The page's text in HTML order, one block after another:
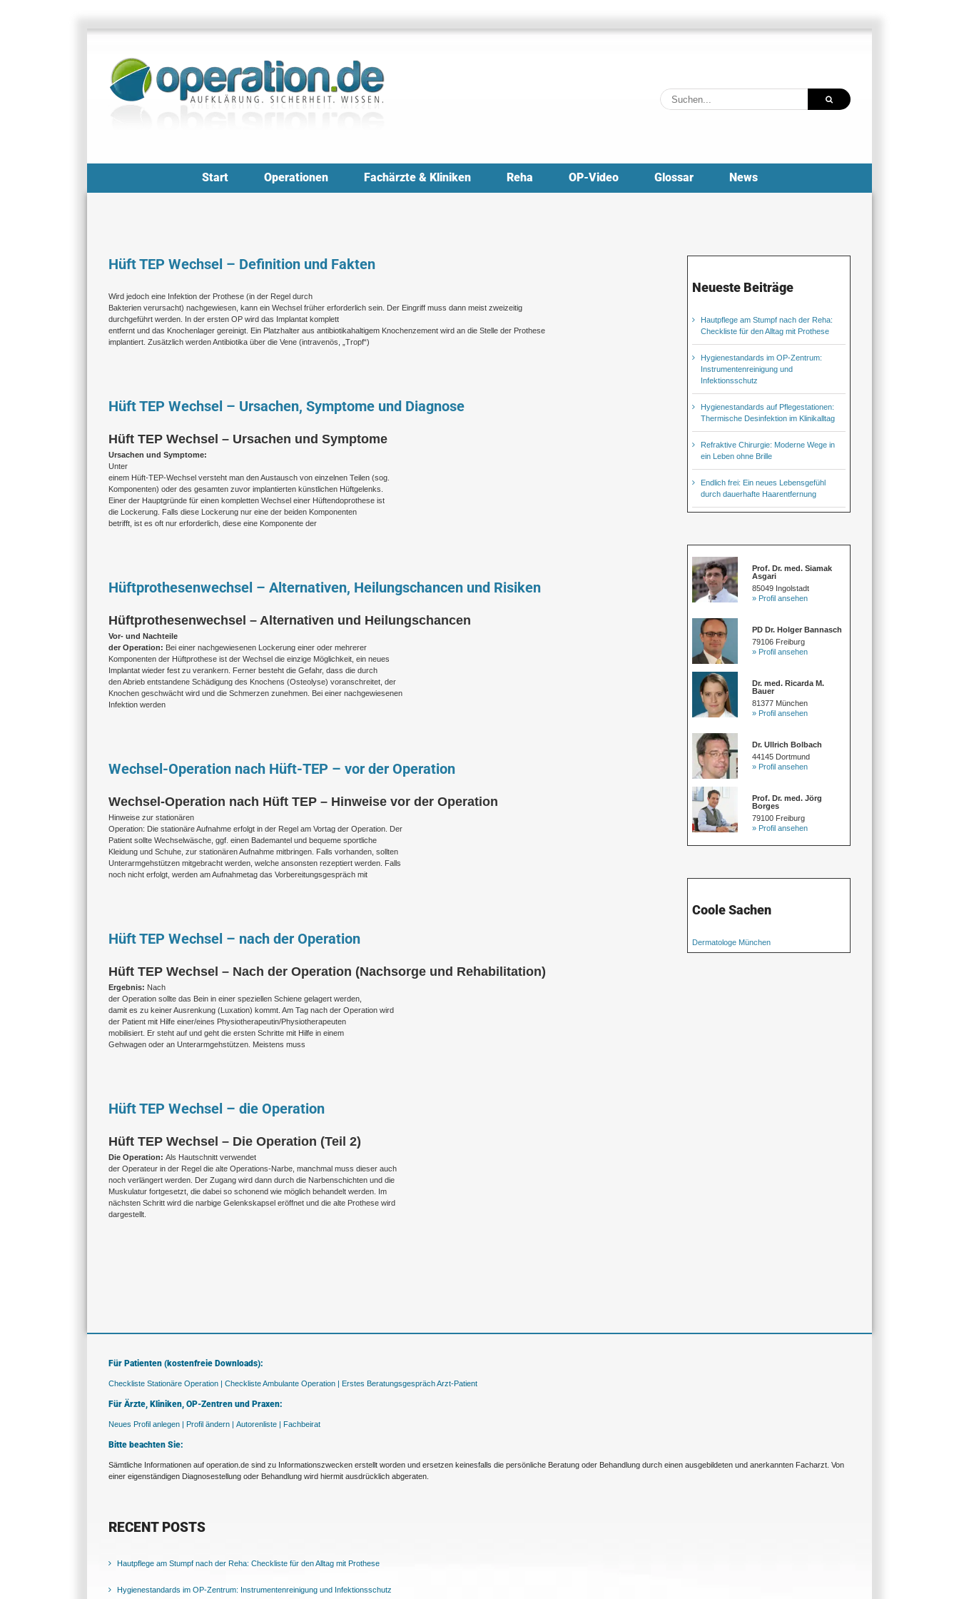
Suche
nach:
Start Operationen Fachärzte & Kliniken Reha OP-Video Glossar News
Hüft TEP Wechsel – Definition und Fakten
Wird jedoch eine Infektion der Prothese (in der Regel durch
Bakterien verursacht) nachgewiesen, kann ein Wechsel früher erforderlich sein. Der Eingriff muss dann meist zweizeitig
durchgeführt werden. In der ersten OP wird das Implantat komplett
entfernt und das Knochenlager gereinigt. Ein Platzhalter aus antibiotikahaltigem Knochenzement wird an die Stelle der Prothese
implantiert. Zusätzlich werden Antibiotika über die Vene (intravenös, „Tropf“)
Hüft TEP Wechsel – Ursachen, Symptome und Diagnose
Hüft TEP Wechsel – Ursachen und Symptome
Ursachen und Symptome:
Unter
einem Hüft-TEP-Wechsel versteht man den Austausch von einzelnen Teilen (sog.
Komponenten) oder des gesamten zuvor implantierten künstlichen Hüftgelenks.
Einer der Hauptgründe für einen kompletten Wechsel einer Hüftendoprothese ist
die Lockerung. Falls diese Lockerung nur eine der beiden Komponenten
betrifft, ist es oft nur erforderlich, diese eine Komponente der
Hüftprothesenwechsel – Alternativen, Heilungschancen und Risiken
Hüftprothesenwechsel – Alternativen und Heilungschancen
Vor- und Nachteile
der Operation: Bei einer nachgewiesenen Lockerung einer oder mehrerer
Komponenten der Hüftprothese ist der Wechsel die einzige Möglichkeit, ein neues
Implantat wieder fest zu verankern. Ferner besteht die Gefahr, dass die durch
den Abrieb entstandene Schädigung des Knochens (Osteolyse) voranschreitet, der
Knochen geschwächt wird und die Schmerzen zunehmen. Bei einer nachgewiesenen
Infektion werden
Wechsel-Operation nach Hüft-TEP – vor der Operation
Wechsel-Operation nach Hüft TEP – Hinweise vor der Operation
Hinweise zur stationären
Operation: Die stationäre Aufnahme erfolgt in der Regel am Vortag der Operation. Der
Patient sollte Wechselwäsche, ggf. einen Bademantel und bequeme sportliche
Kleidung und Schuhe, zur stationären Aufnahme mitbringen. Falls vorhanden, sollten
Unterarmgehstützen mitgebracht werden, welche ansonsten rezeptiert werden. Falls
noch nicht erfolgt, werden am Aufnahmetag das Vorbereitungsgespräch mit
Hüft TEP Wechsel – nach der Operation
Hüft TEP Wechsel – Nach der Operation (Nachsorge und Rehabilitation)
Ergebnis: Nach
der Operation sollte das Bein in einer speziellen Schiene gelagert werden,
damit es zu keiner Ausrenkung (Luxation) kommt. Am Tag nach der Operation wird
der Patient mit Hilfe einer/eines Physiotherapeutin/Physiotherapeuten
mobilisiert. Er steht auf und geht die ersten Schritte mit Hilfe in einem
Gehwagen oder an Unterarmgehstützen. Meistens muss
Hüft TEP Wechsel – die Operation
Hüft TEP Wechsel – Die Operation (Teil 2)
Die Operation: Als Hautschnitt verwendet
der Operateur in der Regel die alte Operations-Narbe, manchmal muss dieser auch
noch verlängert werden. Der Zugang wird dann durch die Narbenschichten und die
Muskulatur fortgesetzt, die dabei so schonend wie möglich behandelt werden. Im
nächsten Schritt wird die narbige Gelenkskapsel eröffnet und die alte Prothese wird
dargestellt.
Neueste Beiträge
Hautpflege am Stumpf nach der Reha:
Checkliste für den Alltag mit Prothese
Hygienestandards im OP-Zentrum:
Instrumentenreinigung und
Infektionsschutz
Hygienestandards auf Pflegestationen:
Thermische Desinfektion im Klinikalltag
Refraktive Chirurgie: Moderne Wege in
ein Leben ohne Brille
Endlich frei: Ein neues Lebensgefühl
durch dauerhafte Haarentfernung
Prof. Dr. med. Siamak
Asgari
85049 Ingolstadt
» Profil ansehen
PD Dr. Holger Bannasch
79106 Freiburg
» Profil ansehen
Dr. med. Ricarda M.
Bauer
81377 München
» Profil ansehen
Dr. Ullrich Bolbach
44145 Dortmund
» Profil ansehen
Prof. Dr. med. Jörg
Borges
79100 Freiburg
» Profil ansehen
Coole Sachen
Dermatologe München
Für Patienten (kostenfreie Downloads):
Checkliste Stationäre Operation | Checkliste Ambulante Operation | Erstes Beratungsgespräch Arzt-Patient
Für Ärzte, Kliniken, OP-Zentren und Praxen:
Neues Profil anlegen | Profil ändern | Autorenliste | Fachbeirat
Bitte beachten Sie:
Sämtliche Informationen auf operation.de sind zu Informationszwecken erstellt worden und ersetzen keinesfalls die persönliche Beratung oder Behandlung durch einen ausgebildeten und anerkannten Facharzt. Von
einer eigenständigen Diagnosestellung oder Behandlung wird hiermit ausdrücklich abgeraten.
RECENT POSTS
Hautpflege am Stumpf nach der Reha: Checkliste für den Alltag mit Prothese
Hygienestandards im OP-Zentrum: Instrumentenreinigung und Infektionsschutz